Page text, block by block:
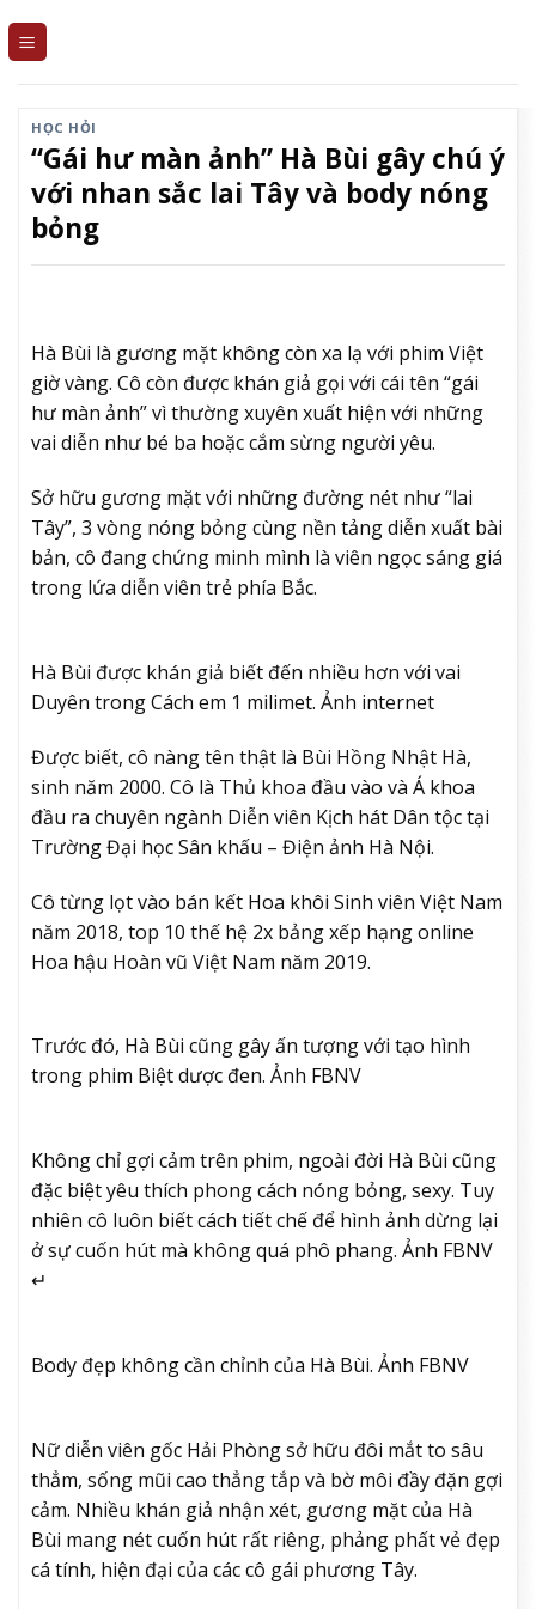
HỌC HỎI
“Gái hư màn ảnh” Hà Bùi gây chú ý
với nhan sắc lai Tây và body nóng
bỏng
Hà Bùi là gương mặt không còn xa lạ với phim Việt
giờ vàng. Cô còn được khán giả gọi với cái tên “gái
hư màn ảnh” vì thường xuyên xuất hiện với những
vai diễn như bé ba hoặc cắm sừng người yêu.
Sở hữu gương mặt với những đường nét như “lai
Tây”, 3 vòng nóng bỏng cùng nền tảng diễn xuất bài
bản, cô đang chứng minh mình là viên ngọc sáng giá
trong lứa diễn viên trẻ phía Bắc.
Hà Bùi được khán giả biết đến nhiều hơn với vai
Duyên trong Cách em 1 milimet. Ảnh internet
Được biết, cô nàng tên thật là Bùi Hồng Nhật Hà,
sinh năm 2000. Cô là Thủ khoa đầu vào và Á khoa
đầu ra chuyên ngành Diễn viên Kịch hát Dân tộc tại
Trường Đại học Sân khấu – Điện ảnh Hà Nội.
Cô từng lọt vào bán kết Hoa khôi Sinh viên Việt Nam
năm 2018, top 10 thế hệ 2x bảng xếp hạng online
Hoa hậu Hoàn vũ Việt Nam năm 2019.
Trước đó, Hà Bùi cũng gây ấn tượng với tạo hình
trong phim Biệt dược đen. Ảnh FBNV
Không chỉ gợi cảm trên phim, ngoài đời Hà Bùi cũng
đặc biệt yêu thích phong cách nóng bỏng, sexy. Tuy
nhiên cô luôn biết cách tiết chế để hình ảnh dừng lại
ở sự cuốn hút mà không quá phô phang. Ảnh FBNV
↵
Body đẹp không cần chỉnh của Hà Bùi. Ảnh FBNV
Nữ diễn viên gốc Hải Phòng sở hữu đôi mắt to sâu
thẳm, sống mũi cao thẳng tắp và bờ môi đầy đặn gợi
cảm. Nhiều khán giả nhận xét, gương mặt của Hà
Bùi mang nét cuốn hút rất riêng, phảng phất vẻ đẹp
cá tính, hiện đại của các cô gái phương Tây.